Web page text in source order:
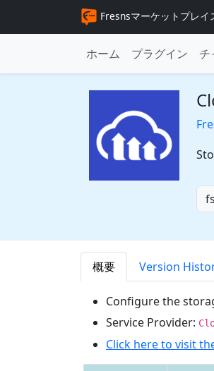
Fresnsマーケットプレイ
ホーム プラグイン チ
概要 Version
Configure the
Service Provider:
Click here to visit